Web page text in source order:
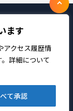
ます
アクセス履歴情
詳細について
て承認
採用
ナビリティ
い合わせ